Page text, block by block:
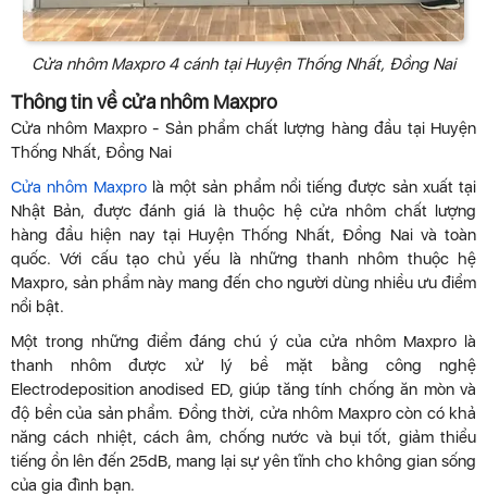
Cửa nhôm Maxpro 4 cánh tại Huyện Thống Nhất, Đồng Nai
Thông tin về cửa nhôm Maxpro
Cửa nhôm Maxpro - Sản phẩm chất lượng hàng đầu tại Huyện
Thống Nhất, Đồng Nai
Cửa nhôm Maxprolà một sản phẩm nổi tiếng được sản xuất tại
Nhật Bản, được đánh giá là thuộc hệ cửa nhôm chất lượng
hàng đầu hiện nay tại Huyện Thống Nhất, Đồng Nai và toàn
quốc. Với cấu tạo chủ yếu là những thanh nhôm thuộc hệ
Maxpro, sản phẩm này mang đến cho người dùng nhiều ưu điểm
nổi bật.
Một trong những điểm đáng chú ý của cửa nhôm Maxpro là
thanh nhôm được xử lý bề mặt bằng công nghệ
Electrodeposition anodised ED, giúp tăng tính chống ăn mòn và
độ bền của sản phẩm. Đồng thời, cửa nhôm Maxpro còn có khả
năng cách nhiệt, cách âm, chống nước và bụi tốt, giảm thiểu
tiếng ồn lên đến 25dB, mang lại sự yên tĩnh cho không gian sống
của gia đình bạn.